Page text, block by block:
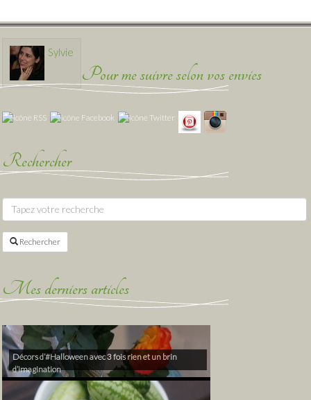
Sylvie
Pour me suivre selon vos envies
Rechercher
Rechercher
Mes derniers articles
Décors d’#Halloween avec 3 fois rien et un brin
d’imagination